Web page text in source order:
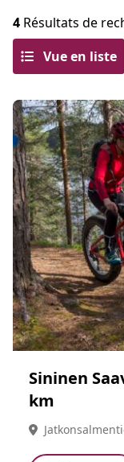
4 Résultats de
Vue en liste
Sininen
km